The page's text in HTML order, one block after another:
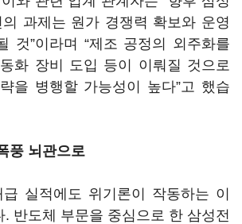
과제는 원가 경쟁력 확보와 운영
것”이라며 “제조 공정의 외주화를
화 장비 도입 등이 이뤄질 것으로
을 병행할 가능성이 높다”고 했습
풍 뇌관으로
실적에도 위기론이 작동하는 이
. 반도체 부문을 중심으로 한 삼성전